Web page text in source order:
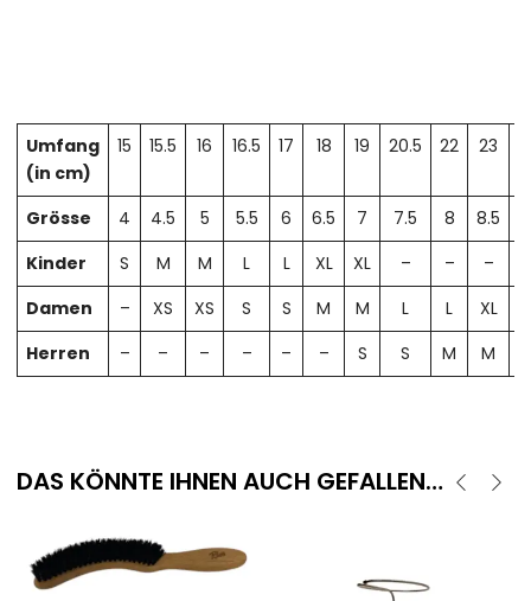
Umfang
(in cm)
15 15.5 16 16.5 17 18 19 20.5 22 23
Grösse 4 4.5 5 5.5 6 6.5 7 7.5 8 8.5
Kinder
S M M L L XL XL – – –
Damen
– XS XS S S M M L L XL
Herren
– – – – – – S S M M
DAS KÖNNTE IHNEN AUCH GEFALLEN…